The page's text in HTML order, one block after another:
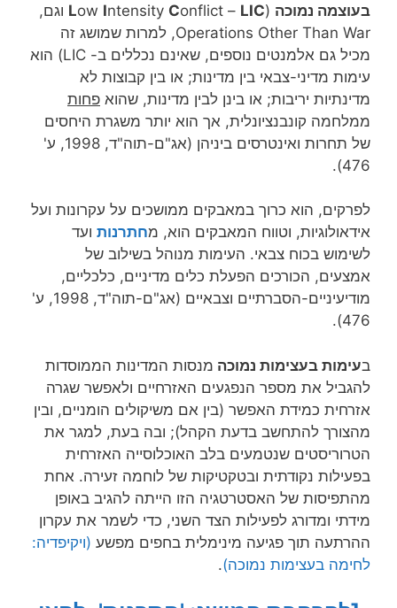
בעוצמה נמוכה (
Low Intensity Conflict – LIC
וגם,
Operations Other Than War, למרות שמושג זה
מכיל גם אלמנטים נוספים, שאינם נכללים ב- LIC) הוא
עימות מדיני-צבאי בין מדינות; או בין קבוצות לא
מדינתיות יריבות; או בינן לבין מדינות, שהוא פחות
ממלחמה קונבנציונלית, אך הוא יותר משגרת היחסים
של תחרות ואינטרסים ביניהן (אג"ם-תוה"ד, 1998, ע'
476).
לפרקים, הוא כרוך במאבקים ממושכים על עקרונות ועל
אידאולוגיות, וטווח המאבקים הוא, מחתרנות ועד
לשימוש בכוח צבאי. העימות מנוהל בשילוב של
אמצעים, הכורכים הפעלת כלים מדיניים, כלכליים,
מודיעיניים-הסברתיים וצבאיים (אג"ם-תוה"ד, 1998, ע'
476).
בעימות בעצימות נמוכה מנסות המדינות הממוסדות
להגביל את מספר הנפגעים האזרחיים ולאפשר שגרה
אזרחית כמידת האפשר (בין אם משיקולים הומניים, ובין
מהצורך להתחשב בדעת הקהל); ובה בעת, למגר את
הטרוריסטים שנטמעים בלב האוכלוסייה האזרחית
בפעילות נקודתית ובטקטיקות של לוחמה זעירה. אחת
מהתפיסות של האסטרטגיה הזו הייתה להגיב באופן
מידתי ומדורג לפעילות הצד השני, כדי לשמר את עקרון
ההרתעה תוך פגיעה מינימלית בחפים מפשע (ויקיפדיה:
לחימה בעצימות נמוכה).